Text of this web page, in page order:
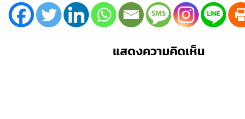
แสดงความคิดเห็น